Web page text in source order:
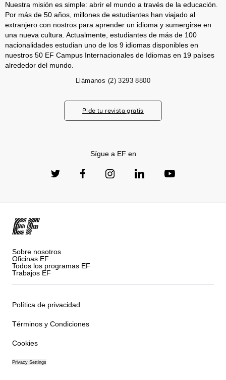
Nuestra misión es simple: abrir el mundo a través de la educación.
Por más de 50 años, millones de estudiantes han viajado al
extranjero con nostros para aprender un idioma y sumergirse en
una nueva cultura. Actualmente, estudiantes de más de 100
nacionalidades estudian uno de los 9 idiomas disponibles en
nuestros 50 EF Campus Internacionales de Idiomas en 19 países
alrededor del mundo.
Llámanos (2) 3293 8800
Pide tu revista gratis
Sígue a EF en
Sobre nosotros
Oficinas EF
Todos los programas EF
Trabajos EF
Política de privacidad
Términos y Condiciones
Cookies
Privacy Settings